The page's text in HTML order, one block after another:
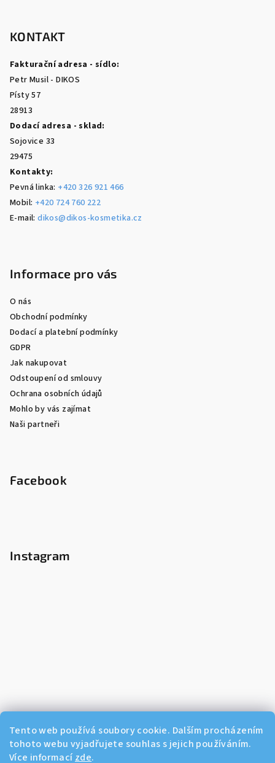
Tento web používá soubory cookie. Dalším procházením
tohoto webu vyjadřujete souhlas s jejich používáním.
Více informací zde.
KONTAKT
Fakturační adresa - sídlo:
Petr Musil - DIKOS
Písty 57
28913
Dodací adresa - sklad:
Sojovice 33
29475
Kontakty:
Pevná linka: +420 326 921 466
Mobil: +420 724 760 222
E-mail:dikos@dikos-kosmetika.cz
Informace pro vás
O nás
Obchodní podmínky
Dodací a platební podmínky
GDPR
Jak nakupovat
Odstoupení od smlouvy
Ochrana osobních údajů
Mohlo by vás zajímat
Naši partneři
Facebook
Instagram